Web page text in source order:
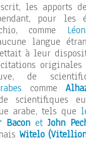
les apports
pour les
comme
langue
à leur
originales
de
comme
scientifiques
arabe, tels que
Bacon etJohn
Witelo